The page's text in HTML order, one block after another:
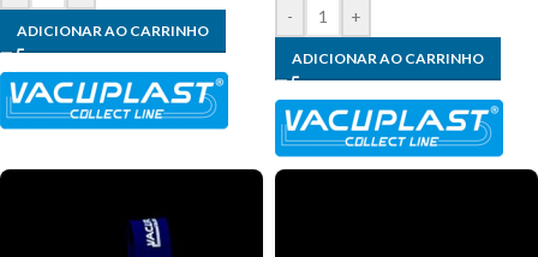
ADICIONAR AO CARRINHO
- +
ADICIONAR AO CARRINHO